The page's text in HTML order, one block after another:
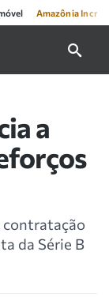
Amazônia
a
contratação
da Série B